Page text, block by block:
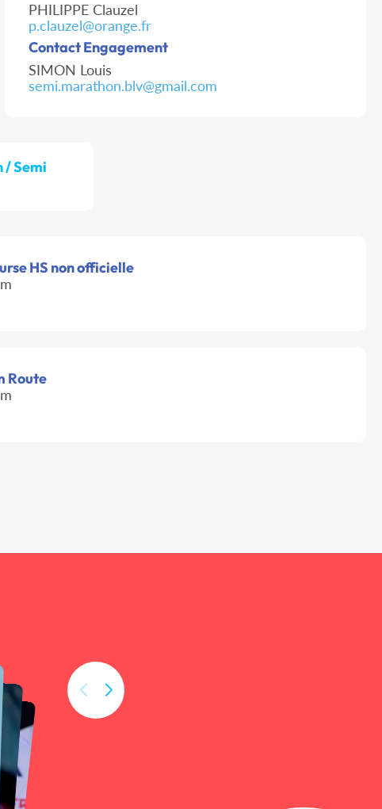
PHILIPPE Clauzel
p.clauzel@orange.fr
Contact Engagement
SIMON Louis
semi.marathon.blv@gmail.com
/ Semi
HS non officielle
Route